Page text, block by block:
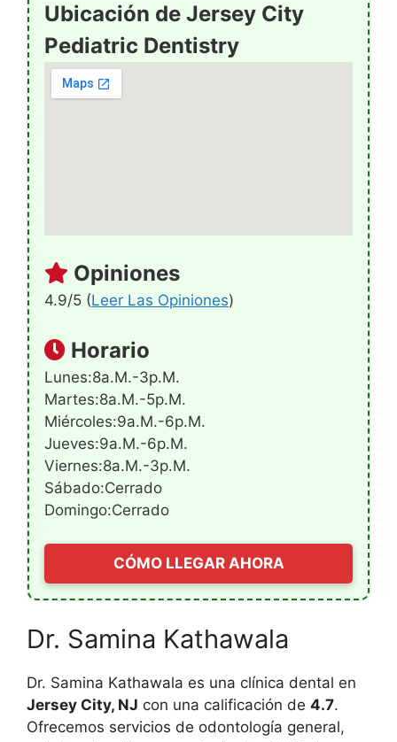
Ubicación de Jersey City
Pediatric Dentistry
Opiniones
4.9/5 (Leer Las Opiniones)
Horario
Lunes:8a.m.-3p.m.
Martes:8a.m.-5p.m.
Miércoles:9a.m.-6p.m.
Jueves:9a.m.-6p.m.
Viernes:8a.m.-3p.m.
Sábado:Cerrado
Domingo:Cerrado
CÓMO LLEGAR AHORA
Dr. Samina Kathawala
Dr. Samina Kathawala es una clínica dental en
Jersey City, NJ con una calificación de 4.7.
Ofrecemos servicios de odontología general,